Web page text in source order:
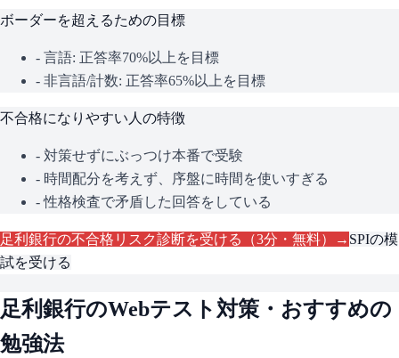
ボーダーを超えるための目標
- 言語: 正答率70%以上を目標
- 非言語/計数: 正答率65%以上を目標
不合格になりやすい人の特徴
- 対策せずにぶっつけ本番で受験
- 時間配分を考えず、序盤に時間を使いすぎる
- 性格検査で矛盾した回答をしている
足利銀行の不合格リスク診断を受ける（3分・無料）→ SPIの模
試を受ける
足利銀行のWebテスト対策・おすすめの
勉強法